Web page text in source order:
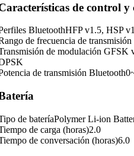
de control y
BluetoothHFP v1.5, HSP
de frecuencia de
de modulación GFSK
de transmisión Bluetooth
de bateríaPolymer Li-ion
de carga (horas)2.0
de conversación (horas)6.0